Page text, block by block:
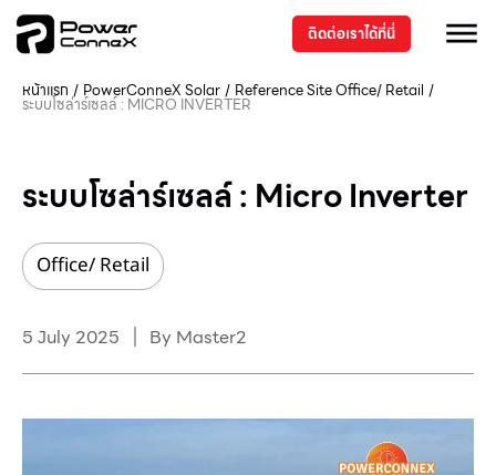
ติดต่อเราได้ที่นี่
หน้าแรก / PowerConneX Solar/ Reference SiteOffice/ Retail /
ระบบโซล่าร์เซลล์ : MICRO INVERTER
ระบบโซล่าร์เซลล์ : Micro Inverter
Office/ Retail
5 July 2025 By Master2